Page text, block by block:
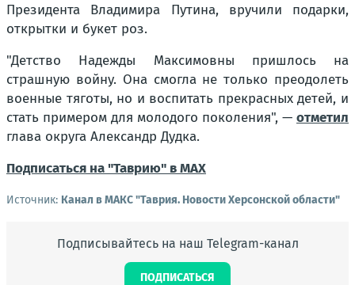
Президента Владимира Путина, вручили подарки,
открытки и букет роз.
"Детство Надежды Максимовны пришлось на
страшную войну. Она смогла не только преодолеть
военные тяготы, но и воспитать прекрасных детей, и
стать примером для молодого поколения", — отметил
глава округа Александр Дудка.
Подписаться на "Таврию" в MAX
Источник: Канал в МАКС "Таврия. Новости Херсонской области"
Подписывайтесь на наш Telegram-канал
ПОДПИСАТЬСЯ